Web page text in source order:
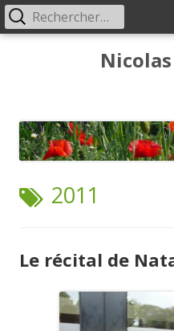
Menu
ÉTIQUETTE :
2011
Le récital de